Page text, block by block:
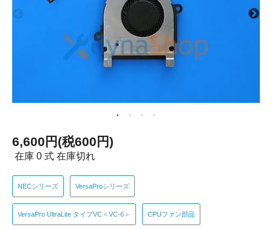
6,600円(税600円)
在庫 0 式 在庫切れ
NECシリーズ VersaProシリーズ
VersaPro UltraLite タイプVC＜VC-6＞ CPUファン部品